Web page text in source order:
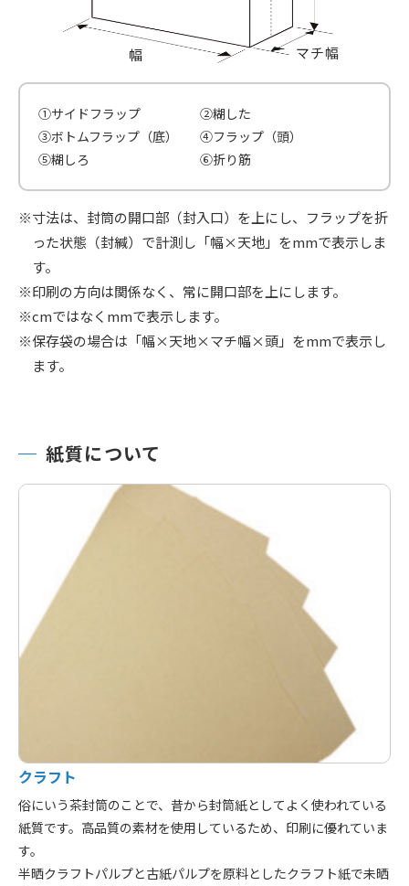
①サイドフラップ
②糊した
③ボトムフラップ（底）
④フラップ（頭）
⑤糊しろ
⑥折り筋
寸法は、封筒の開口部（封入口）を上にし、フラップを折
った状態（封緘）で計測し「幅×天地」をmmで表示しま
す。
印刷の方向は関係なく、常に開口部を上にします。
cmではなくmmで表示します。
保存袋の場合は「幅×天地×マチ幅×頭」をmmで表示し
ます。
紙質について
クラフト
俗にいう茶封筒のことで、昔から封筒紙としてよく使われている
紙質です。高品質の素材を使用しているため、印刷に優れていま
す。
半晒クラフトパルプと古紙パルプを原料としたクラフト紙で未晒